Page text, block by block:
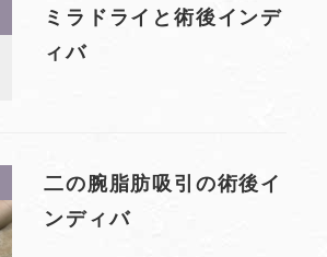
ミラドライと術後インデ
ィバ
二の腕脂肪吸引の術後イ
ンディバ